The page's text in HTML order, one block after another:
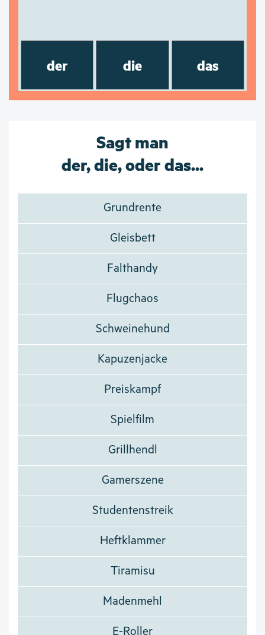
der die das
Sagt man
der, die, oder das...
Grundrente
Gleisbett
Falthandy
Flugchaos
Schweinehund
Kapuzenjacke
Preiskampf
Spielfilm
Grillhendl
Gamerszene
Studentenstreik
Heftklammer
Tiramisu
Madenmehl
E-Roller